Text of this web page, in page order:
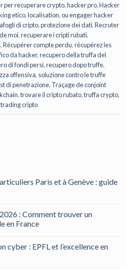
per recuperare crypto,hacker pro,Hacker
etico,localisation,ou engager hacker
di cripto,protezione dei dati,Recruter
moi,recuperare i cripti rubati,
,Récupérer compte perdu,récupérez les
da hacker,recupero della truffa del
di fondi persi,recupero dopo truffe,
offensiva, soluzione contro le truffe
di penetrazione, Traçage de conjoint
,trovare il cripto rubato,truffa crypto,
cripto
Paris et à Genève : guide
: Comment trouver un
en France
cyber : EPFL et l’excellence en